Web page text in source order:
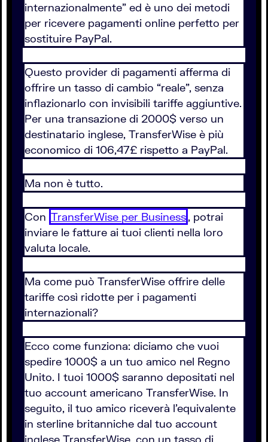
internazionalmente” ed è uno dei metodi
per ricevere pagamenti online perfetto per
sostituire PayPal.
Questo provider di pagamenti afferma di
offrire un tasso di cambio “reale”, senza
inflazionarlo con invisibili tariffe aggiuntive.
Per una transazione di 2000$ verso un
destinatario inglese, TransferWise è più
economico di 106,47£ rispetto a PayPal.
Ma non è tutto.
Con TransferWise per Business, potrai
inviare le fatture ai tuoi clienti nella loro
valuta locale.
Ma come può TransferWise offrire delle
tariffe così ridotte per i pagamenti
internazionali?
Ecco come funziona: diciamo che vuoi
spedire 1000$ a un tuo amico nel Regno
Unito. I tuoi 1000$ saranno depositati nel
tuo account americano TransferWise. In
seguito, il tuo amico riceverà l’equivalente
in sterline britanniche dal tuo account
inglese TransferWise, con un tasso di